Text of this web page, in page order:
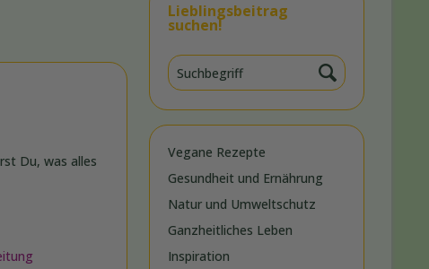
Lieblingsbeitrag
suchen!
Vegane Rezepte
Gesundheit und Ernährung
Natur und Umweltschutz
Ganzheitliches Leben
Inspiration
Du, was alles